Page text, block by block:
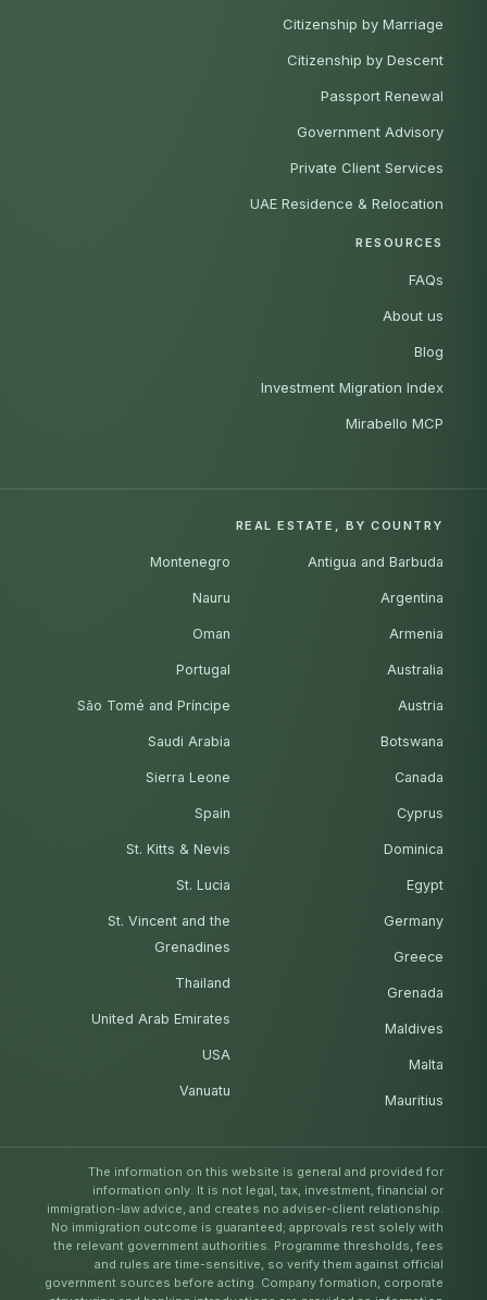
Citizenship by Marriage
Citizenship by Descent
Passport Renewal
Government Advisory
Private Client Services
UAE Residence & Relocation
RESOURCES
FAQs
About us
Blog
Investment Migration Index
Mirabello MCP
REAL ESTATE, BY COUNTRY
Antigua and Barbuda
Argentina
Armenia
Australia
Austria
Botswana
Canada
Cyprus
Dominica
Egypt
Germany
Greece
Grenada
Maldives
Malta
Mauritius
Montenegro
Nauru
Oman
Portugal
São Tomé and Príncipe
Saudi Arabia
Sierra Leone
Spain
St. Kitts & Nevis
St. Lucia
St. Vincent and the
Grenadines
Thailand
United Arab Emirates
USA
Vanuatu
The information on this website is general and provided for
information only. It is not legal, tax, investment, financial or
immigration-law advice, and creates no adviser-client relationship.
No immigration outcome is guaranteed; approvals rest solely with
the relevant government authorities. Programme thresholds, fees
and rules are time-sensitive, so verify them against official
government sources before acting. Company formation, corporate